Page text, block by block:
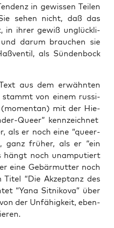
in gewis­sen Tei­len
sehen nicht, daß das
in ihrer gewiß unglück­li­
dar­um brau­chen sie
als Sün­den­bock
aus dem erwähn­ten
stammt von einem rus­si­
(momen­tan) mit der Hie­
Que­er” kenn­zeich­net
als er noch eine “queer-
ganz frü­her, als er “ein
hängt noch unam­pu­tiert
eine Gebär­mut­ter noch
“Die Akzep­tanz des
“Yana Sit­ni­ko­va” über
der Unfä­hig­keit, eben­